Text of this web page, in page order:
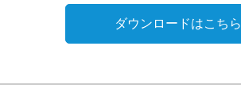
ダウンロードはこちら